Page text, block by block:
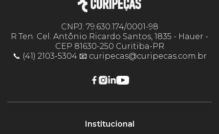
CNPJ: 79.630.174/0001-98
R Ten. Cel. Antônio Ricardo Santos, 1835 - Hauer -
CEP 81630-250 Curitiba-PR
📞 (41) 2103-5304 📧 curipecas@curipecas.com.br
Institucional